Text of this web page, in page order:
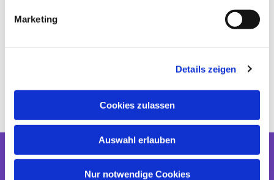
Marketing
Details zeigen
Cookies zulassen
Auswahl erlauben
Nur notwendige Cookies